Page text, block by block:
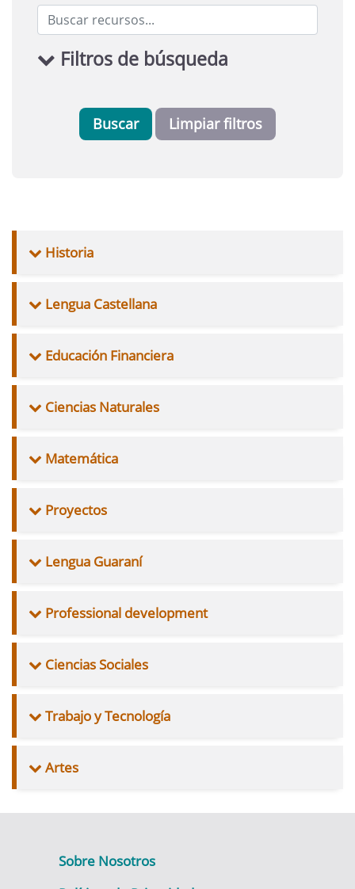
Filtros de búsqueda
Buscar Limpiar filtros
Historia
Lengua Castellana
Educación Financiera
Ciencias Naturales
Matemática
Proyectos
Lengua Guaraní
Professional development
Ciencias Sociales
Trabajo y Tecnología
Artes
Sobre Nosotros